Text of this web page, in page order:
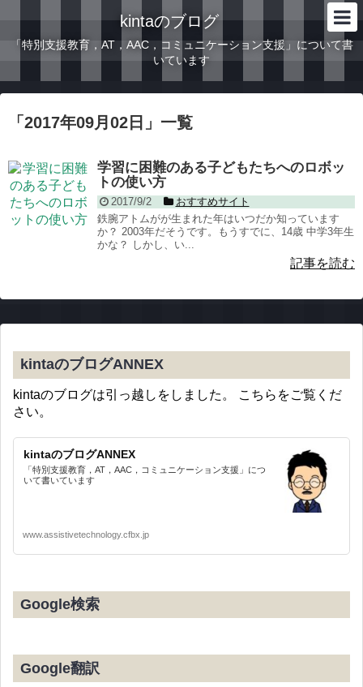
kintaのブログ
「特別支援教育，AT，AAC，コミュニケーション支援」について書
いています
「 2017年09月02日 」 一覧
学習に困難のある子どもたちへのロボッ
トの使い方
2017/9/2
おすすめサイト
鉄腕アトムがが生まれた年はいつだか知っています
か？ 2003年だそうです。もうすでに、14歳 中学3年生
かな？ しかし、い...
記事を読む
kintaのブログANNEX
kintaのブログは引っ越しをしました。 こちらをご覧くだ
さい。
kintaのブログANNEX
「特別支援教育，AT，AAC，コミュニケーション支援」につ
いて書いています
www.assistivetechnology.cfbx.jp
Google検索
Google翻訳